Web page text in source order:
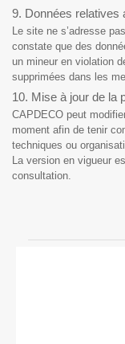
9. Données relatives
Le site ne s’adresse
constate que des
un mineur en violation
supprimées dans les
10. Mise à jour de la
CAPDECO peut
moment afin de tenir
techniques ou
La version en vigueur
consultation.